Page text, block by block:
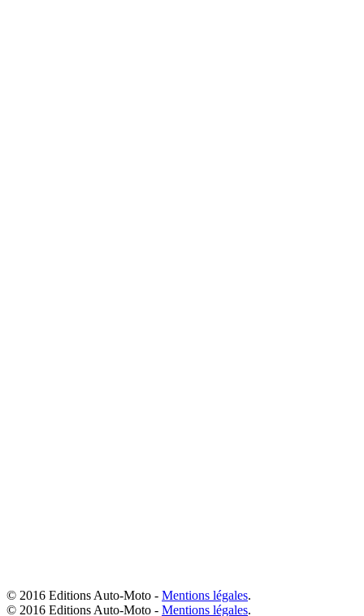
© 2016 Editions Auto-Moto - Mentions légales.
© 2016 Editions Auto-Moto - Mentions légales.